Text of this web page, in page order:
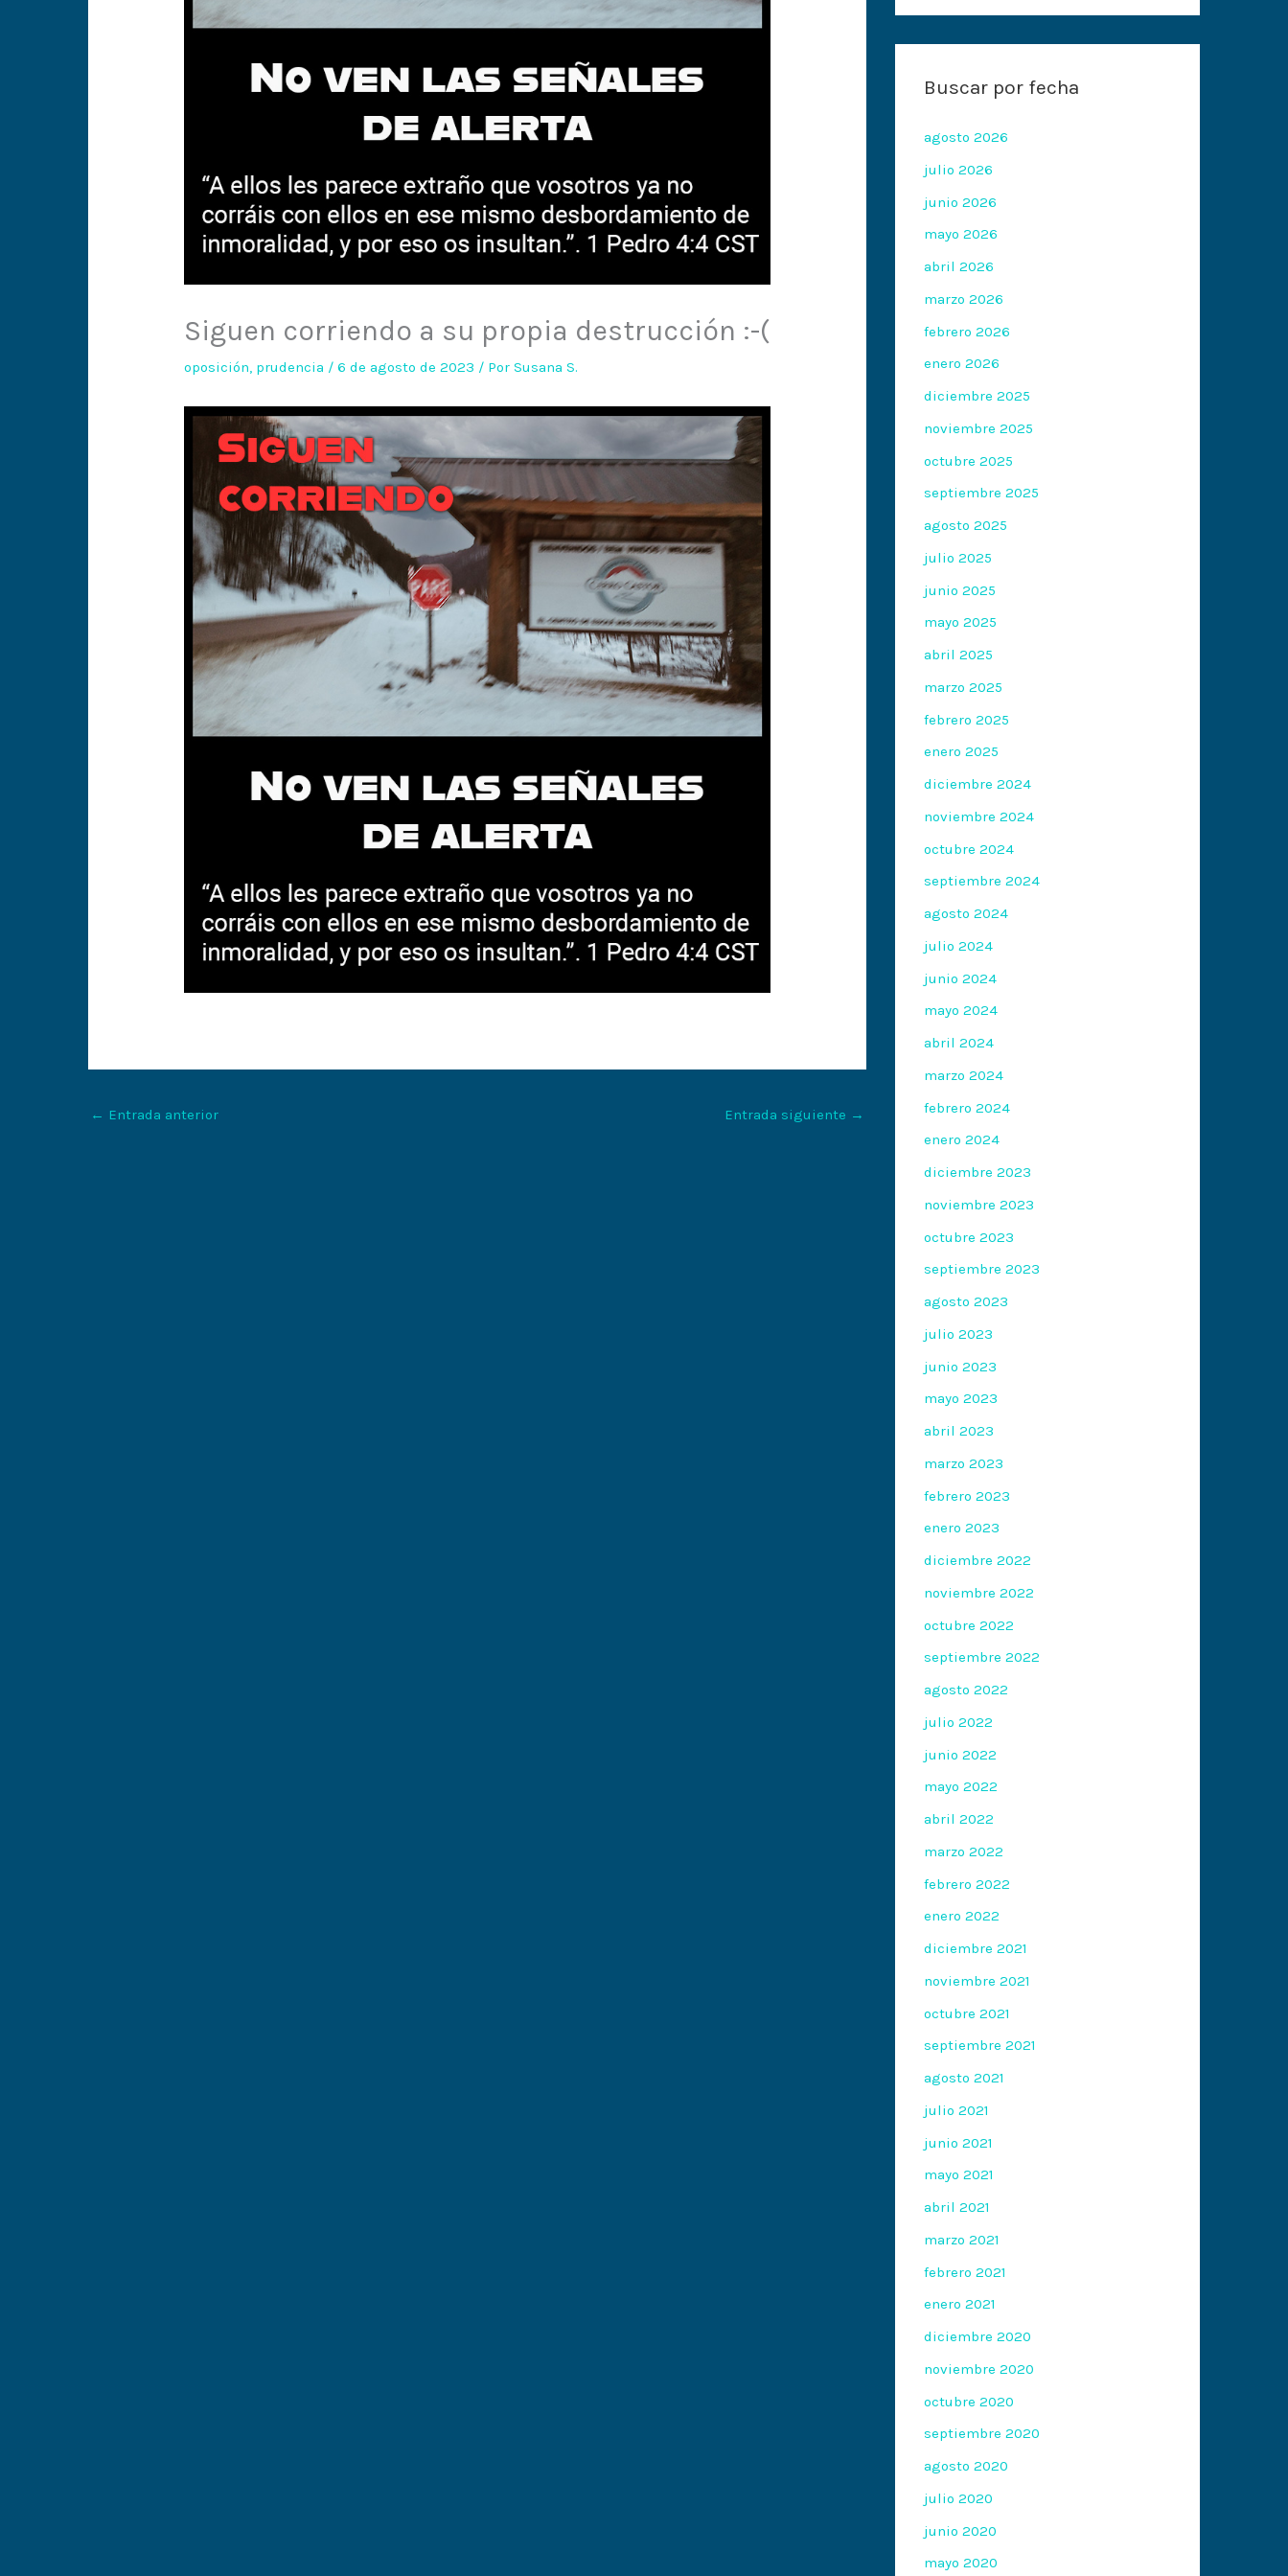
Siguen corriendo a su propia destrucción :-(
oposición, prudencia /6 de agosto de 2023 / PorSusana S.
← Entrada anterior Entrada siguiente →
Buscar por fecha
agosto 2026
julio 2026
junio 2026
mayo 2026
abril 2026
marzo 2026
febrero 2026
enero 2026
diciembre 2025
noviembre 2025
octubre 2025
septiembre 2025
agosto 2025
julio 2025
junio 2025
mayo 2025
abril 2025
marzo 2025
febrero 2025
enero 2025
diciembre 2024
noviembre 2024
octubre 2024
septiembre 2024
agosto 2024
julio 2024
junio 2024
mayo 2024
abril 2024
marzo 2024
febrero 2024
enero 2024
diciembre 2023
noviembre 2023
octubre 2023
septiembre 2023
agosto 2023
julio 2023
junio 2023
mayo 2023
abril 2023
marzo 2023
febrero 2023
enero 2023
diciembre 2022
noviembre 2022
octubre 2022
septiembre 2022
agosto 2022
julio 2022
junio 2022
mayo 2022
abril 2022
marzo 2022
febrero 2022
enero 2022
diciembre 2021
noviembre 2021
octubre 2021
septiembre 2021
agosto 2021
julio 2021
junio 2021
mayo 2021
abril 2021
marzo 2021
febrero 2021
enero 2021
diciembre 2020
noviembre 2020
octubre 2020
septiembre 2020
agosto 2020
julio 2020
junio 2020
mayo 2020